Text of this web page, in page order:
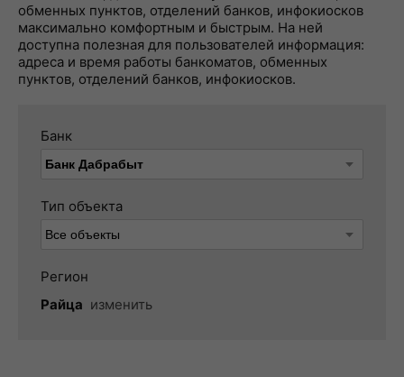
обменных пунктов, отделений банков, инфокиосков
максимально комфортным и быстрым. На ней
доступна полезная для пользователей информация:
адреса и время работы банкоматов, обменных
пунктов, отделений банков, инфокиосков.
Банк
Тип объекта
Регион
Райца изменить